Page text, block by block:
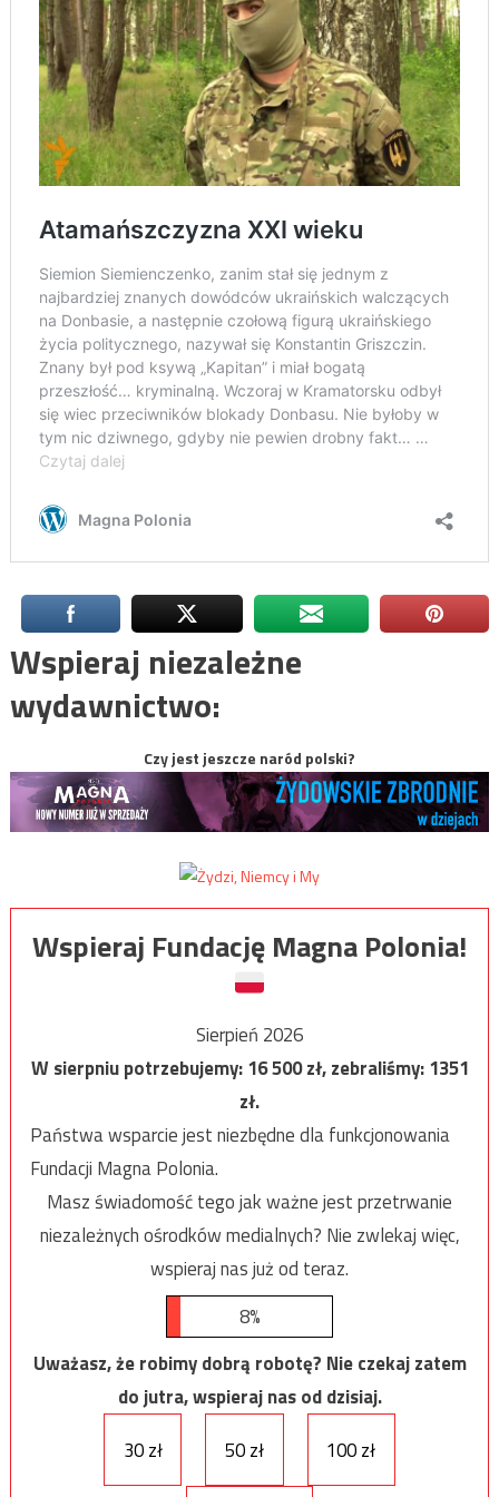
Wspieraj niezależne
wydawnictwo:
Czy jest jeszcze naród polski?
Wspieraj Fundację Magna Polonia!
Sierpień 2026
W sierpniu potrzebujemy:16 500zł, zebraliśmy:1351
zł.
Państwa wsparcie jest niezbędne dla funkcjonowania
Fundacji Magna Polonia.
Masz świadomość tego jak ważne jest przetrwanie
niezależnych ośrodków medialnych? Nie zwlekaj więc,
wspieraj nas już od teraz.
8%
Uważasz, że robimy dobrą robotę? Nie czekaj zatem
do jutra, wspieraj nas od dzisiaj.
30 zł
50 zł 100 zł